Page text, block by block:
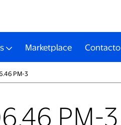
Marketplace Contacto
PM-3
PM-3